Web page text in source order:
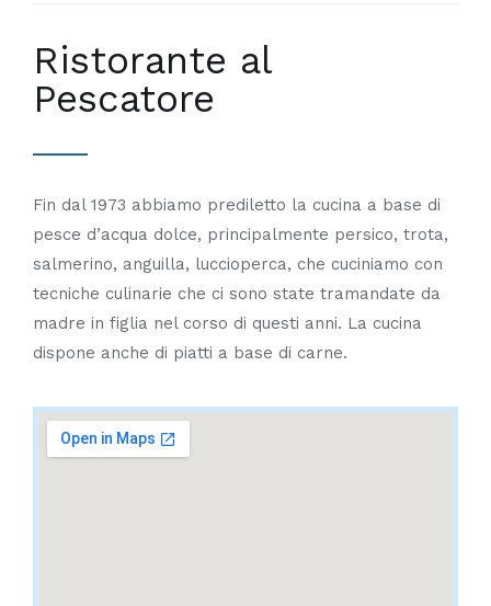
Ristorante al
Pescatore
Fin dal 1973 abbiamo prediletto la cucina a base di
pesce d’acqua dolce, principalmente persico, trota,
salmerino, anguilla, luccioperca, che cuciniamo con
tecniche culinarie che ci sono state tramandate da
madre in figlia nel corso di questi anni. La cucina
dispone anche di piatti a base di carne.